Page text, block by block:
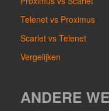
Telenet vs Proximus
Scarlet vs Telenet
Vergelijken
ANDERE